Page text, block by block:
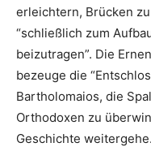
erleichtern, Brücken
“schließlich zum
beizutragen”. Die
bezeuge die
Bartholomaios, die
Orthodoxen zu
Geschichte